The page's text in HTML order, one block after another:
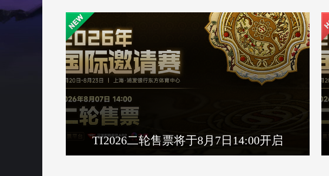
TI2026二轮售票将于8月7日14:00开启